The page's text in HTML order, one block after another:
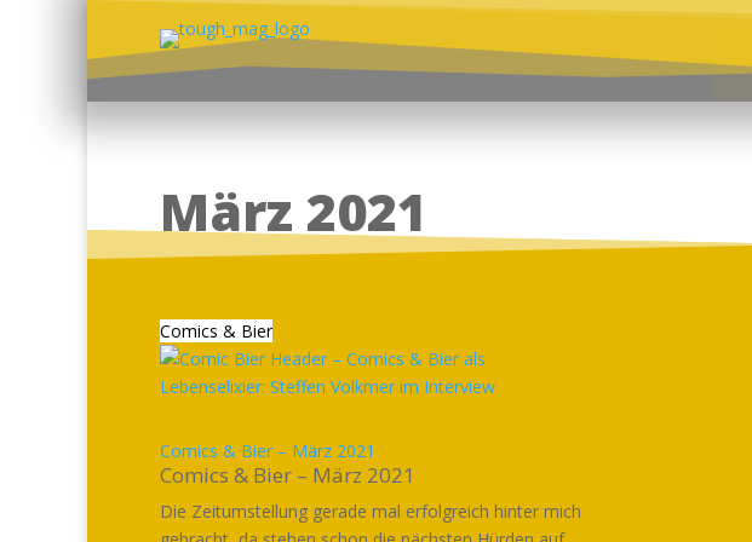
März 2021
Comics & Bier
Comics & Bier – März 2021
Comics & Bier – März 2021
Die Zeitumstellung gerade mal erfolgreich hinter mich